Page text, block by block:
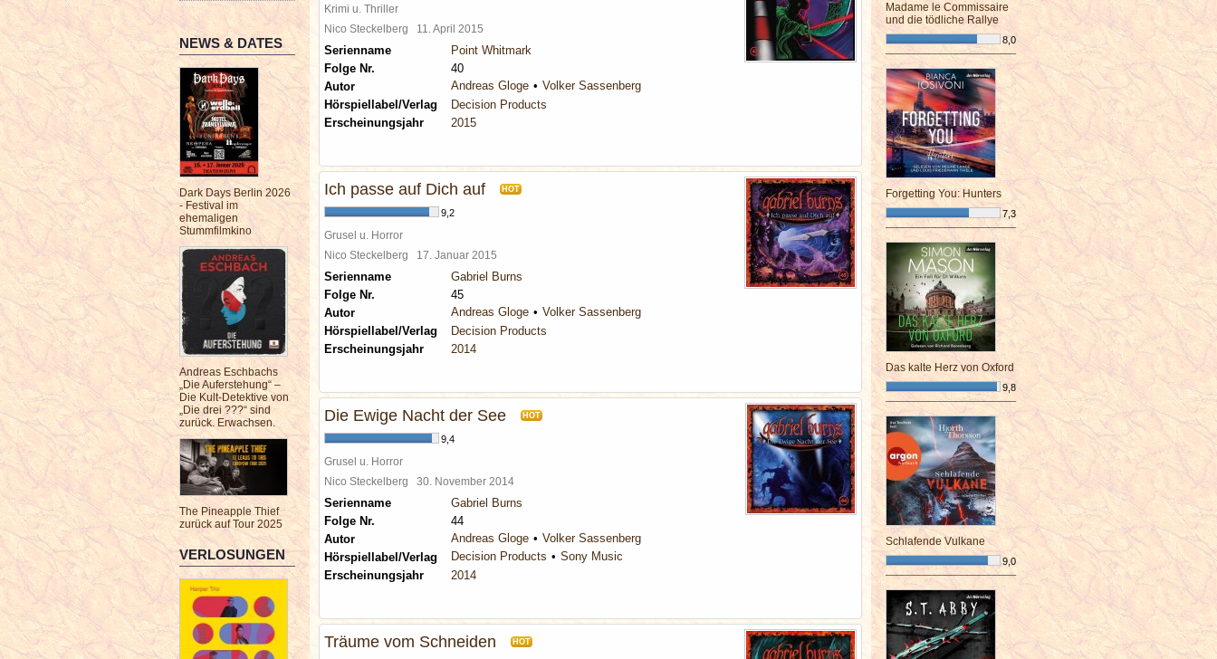
NEWS & DATES
Dark Days Berlin 2026
- Festival im
ehemaligen
Stummfilmkino
Andreas Eschbachs
„Die Auferstehung“ –
Die Kult-Detektive von
„Die drei ???“ sind
zurück. Erwachsen.
The Pineapple Thief
zurück auf Tour 2025
VERLOSUNGEN
Krimi u. Thriller
Nico Steckelberg 11. April 2015
Serienname
Point Whitmark
Folge Nr.
40
Autor
Andreas Gloge
Volker Sassenberg
Hörspiellabel/Verlag
Decision Products
Erscheinungsjahr
2015
Ich passe auf Dich auf HOT
9,2
Grusel u. Horror
Nico Steckelberg 17. Januar 2015
Serienname
Gabriel Burns
Folge Nr.
45
Autor
Andreas Gloge
Volker Sassenberg
Hörspiellabel/Verlag
Decision Products
Erscheinungsjahr
2014
Die Ewige Nacht der See HOT
9,4
Grusel u. Horror
Nico Steckelberg 30. November 2014
Serienname
Gabriel Burns
Folge Nr.
44
Autor
Andreas Gloge
Volker Sassenberg
Hörspiellabel/Verlag
Decision Products
Sony Music
Erscheinungsjahr
2014
Träume vom Schneiden HOT
Madame le Commissaire
und die tödliche Rallye
8,0
¯¯¯¯¯¯¯¯¯¯¯¯¯¯¯¯¯¯¯¯¯¯¯¯
Forgetting You: Hunters
7,3
¯¯¯¯¯¯¯¯¯¯¯¯¯¯¯¯¯¯¯¯¯¯¯¯
Das kalte Herz von Oxford
9,8
¯¯¯¯¯¯¯¯¯¯¯¯¯¯¯¯¯¯¯¯¯¯¯¯
Schlafende Vulkane
9,0
¯¯¯¯¯¯¯¯¯¯¯¯¯¯¯¯¯¯¯¯¯¯¯¯